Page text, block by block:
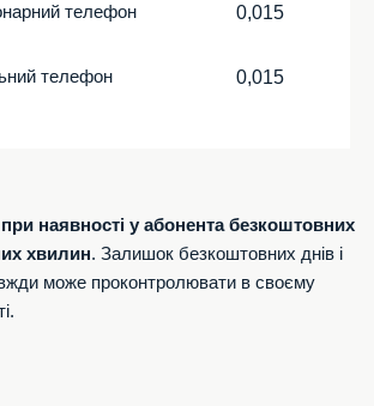
телефон 0,015
телефон 0,015
при наявності у абонента безкоштовних
хвилин. Залишок безкоштовних днів і
може проконтролювати в своєму